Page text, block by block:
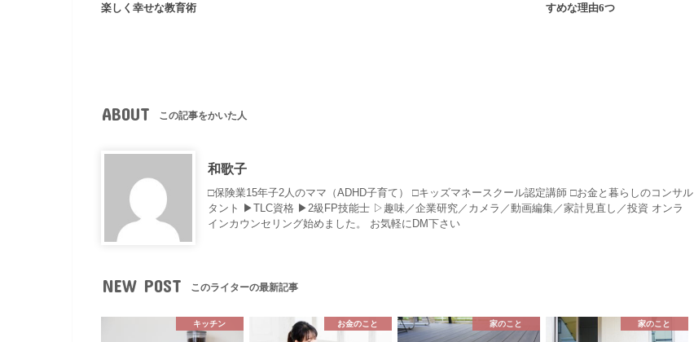
楽しく幸せな教育術
すめな理由6つ
ABOUT この記事をかいた人
和歌子
□保険業15年子2人のママ（ADHD子育て） □キッズマネースクール認定講師 □お金と暮らしのコンサル
タント ▶︎TLC資格 ▶︎2級FP技能士 ▷趣味／企業研究／カメラ／動画編集／家計見直し／投資 オンラ
インカウンセリング始めました。 お気軽にDM下さい
NEW POST このライターの最新記事
キッチン お金のこと 家のこと 家のこと